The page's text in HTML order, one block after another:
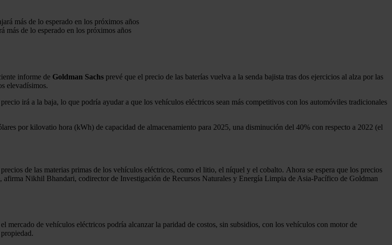
más de lo esperado en los próximos años
informe de Goldman Sachs prevé que el precio de las baterías vuelva a la senda bajista tras dos ejercicios al alza por las
elevadísimos.
irá a la baja, lo que podría ayudar a que los vehículos eléctricos sean más competitivos con los automóviles tradicionales
por kilovatio hora (kWh) de capacidad de almacenamiento para 2025, una disminución del 40% con respecto a 2022 (el
de las materias primas de los vehículos eléctricos, como el litio, el níquel y el cobalto. Ahora se espera que los precios
afirma Nikhil Bhandari, codirector de Investigación de Recursos Naturales y Energía Limpia de Asia-Pacífico de Goldman
mercado de vehículos eléctricos podría alcanzar la paridad de costos, sin subsidios, con los vehículos con motor de